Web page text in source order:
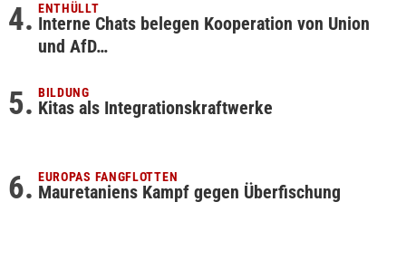
ENTHÜLLT
Interne Chats belegen Kooperation von Union
und AfD…
BILDUNG
Kitas als Integrationskraftwerke
EUROPAS FANGFLOTTEN
Mauretaniens Kampf gegen Überfischung